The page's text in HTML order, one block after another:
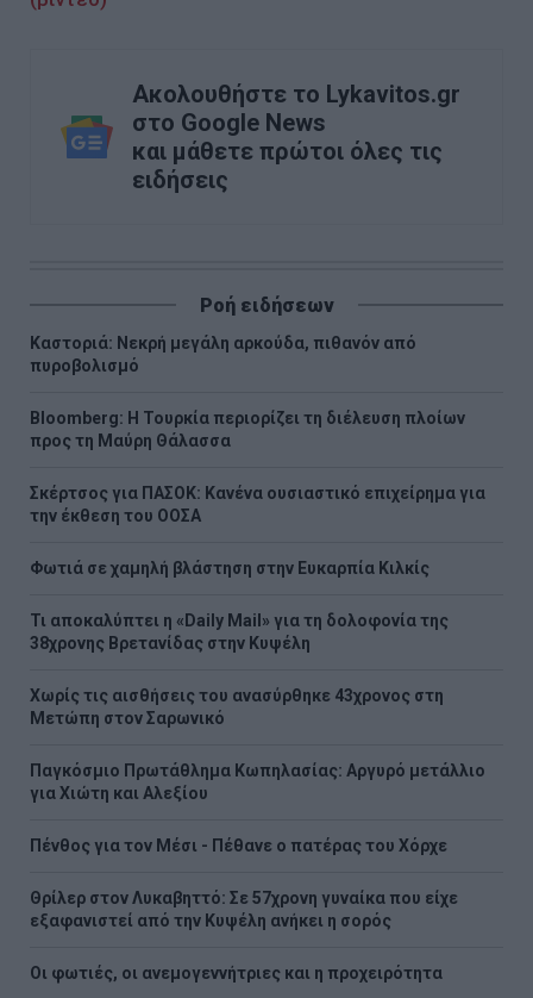
Ακολουθήστε το Lykavitos.gr
στο Google News
και μάθετε πρώτοι όλες τις
ειδήσεις
Ροή ειδήσεων
Καστοριά: Νεκρή μεγάλη αρκούδα, πιθανόν από
πυροβολισμό
Bloomberg: Η Τουρκία περιορίζει τη διέλευση πλοίων
προς τη Μαύρη Θάλασσα
Σκέρτσος για ΠΑΣΟΚ: Κανένα ουσιαστικό επιχείρημα για
την έκθεση του ΟΟΣΑ
Φωτιά σε χαμηλή βλάστηση στην Ευκαρπία Κιλκίς
Τι αποκαλύπτει η «Daily Mail» για τη δολοφονία της
38χρονης Βρετανίδας στην Κυψέλη
Χωρίς τις αισθήσεις του ανασύρθηκε 43χρονος στη
Μετώπη στον Σαρωνικό
Παγκόσμιο Πρωτάθλημα Κωπηλασίας: Αργυρό μετάλλιο
για Χιώτη και Αλεξίου
Πένθος για τον Μέσι - Πέθανε ο πατέρας του Χόρχε
Θρίλερ στον Λυκαβηττό: Σε 57χρονη γυναίκα που είχε
εξαφανιστεί από την Κυψέλη ανήκει η σορός
Οι φωτιές, οι ανεμογεννήτριες και η προχειρότητα